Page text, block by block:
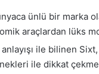
ünlü bir marka
araçlardan lüks
ile bilinen
ile dikkat